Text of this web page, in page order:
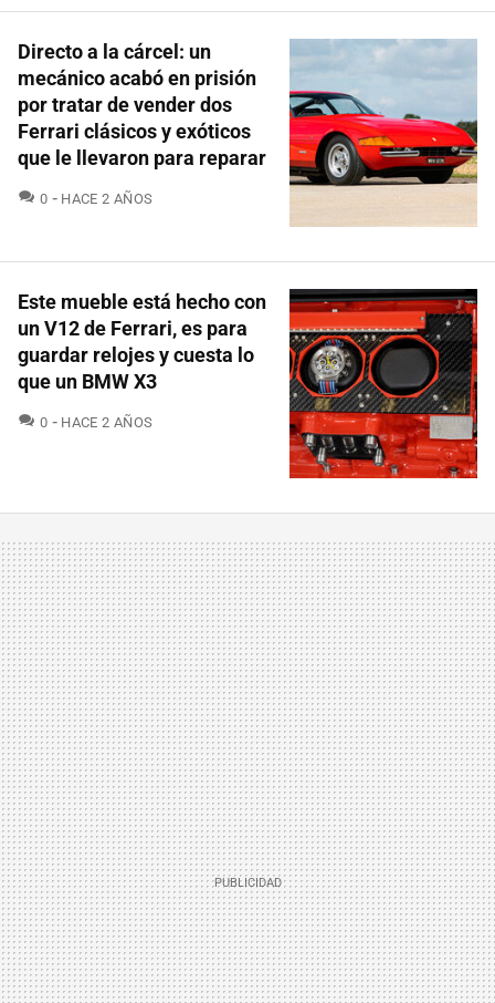
Directo a la cárcel: un
mecánico acabó en prisión
por tratar de vender dos
Ferrari clásicos y exóticos
que le llevaron para reparar
0 COMENTARIOS
HACE 2 AÑOS
Este mueble está hecho con
un V12 de Ferrari, es para
guardar relojes y cuesta lo
que un BMW X3
0 COMENTARIOS
HACE 2 AÑOS